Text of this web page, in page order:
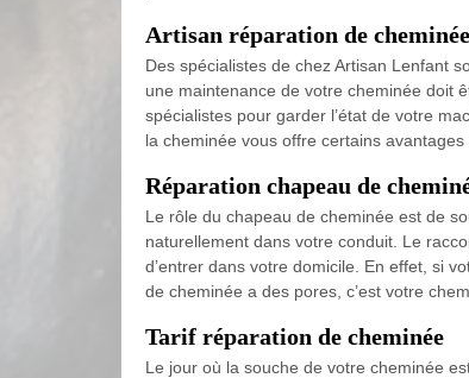
Artisan réparation de cheminée
Des spécialistes de chez Artisan Lenfant
une maintenance de votre cheminée doit
spécialistes pour garder l’état de votre
la cheminée vous offre certains
Réparation chapeau de
Le rôle du chapeau de cheminée est de
naturellement dans votre conduit. Le
d’entrer dans votre domicile. En effet, si
de cheminée a des pores, c’est votre
Tarif réparation de cheminée
Le jour où la souche de votre cheminée